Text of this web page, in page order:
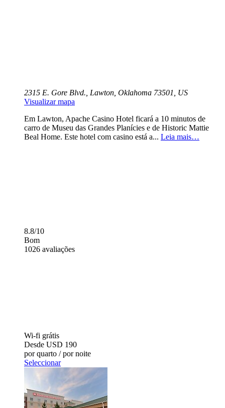
2315 E. Gore Blvd., Lawton, Oklahoma 73501, US
Visualizar mapa
Em Lawton, Apache Casino Hotel ficará a 10 minutos de
carro de Museu das Grandes Planícies e de Historic Mattie
Beal Home. Este hotel com casino está a... Leia mais…
8.8/10
Bom
1026 avaliações
Wi-fi grátis
Desde USD 190
por quarto / por noite
Seleccionar